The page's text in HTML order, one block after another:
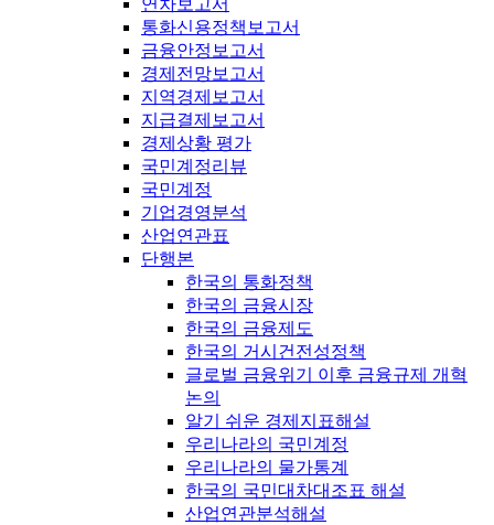
연차보고서
통화신용정책보고서
금융안정보고서
경제전망보고서
지역경제보고서
지급결제보고서
경제상황 평가
국민계정리뷰
국민계정
기업경영분석
산업연관표
단행본
한국의 통화정책
한국의 금융시장
한국의 금융제도
한국의 거시건전성정책
글로벌 금융위기 이후 금융규제 개혁
논의
알기 쉬운 경제지표해설
우리나라의 국민계정
우리나라의 물가통계
한국의 국민대차대조표 해설
산업연관분석해설